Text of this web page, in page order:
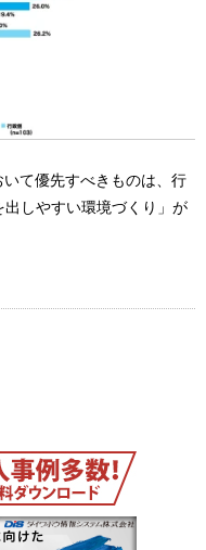
て優先すべきものは、行
しやすい環境づくり」が